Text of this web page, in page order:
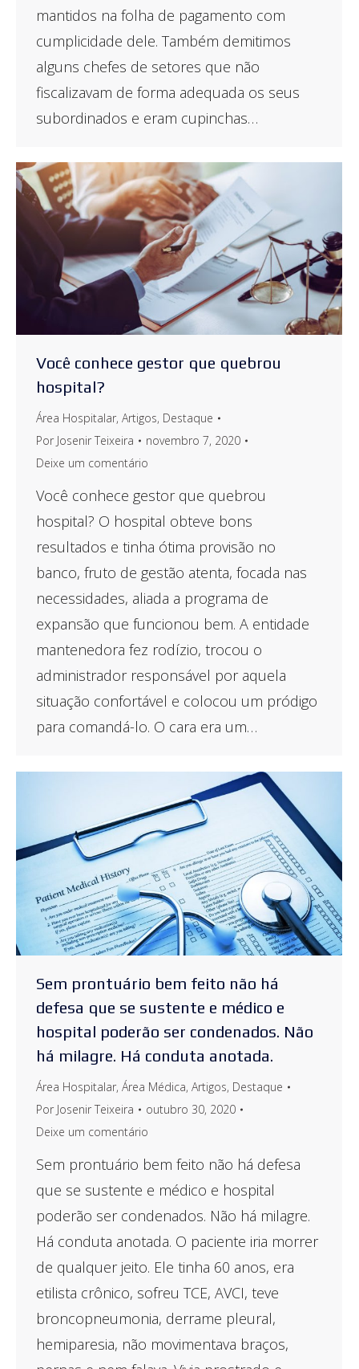
mantidos na folha de pagamento com
cumplicidade dele. Também demitimos
alguns chefes de setores que não
fiscalizavam de forma adequada os seus
subordinados e eram cupinchas…
Você conhece gestor que quebrou
hospital?
Área Hospitalar, Artigos, Destaque
Por Josenir Teixeira
novembro 7, 2020
Deixe um comentário
Você conhece gestor que quebrou
hospital? O hospital obteve bons
resultados e tinha ótima provisão no
banco, fruto de gestão atenta, focada nas
necessidades, aliada a programa de
expansão que funcionou bem. A entidade
mantenedora fez rodízio, trocou o
administrador responsável por aquela
situação confortável e colocou um pródigo
para comandá-lo. O cara era um…
Sem prontuário bem feito não há
defesa que se sustente e médico e
hospital poderão ser condenados. Não
há milagre. Há conduta anotada.
Área Hospitalar, Área Médica, Artigos, Destaque
Por Josenir Teixeira
outubro 30, 2020
Deixe um comentário
Sem prontuário bem feito não há defesa
que se sustente e médico e hospital
poderão ser condenados. Não há milagre.
Há conduta anotada. O paciente iria morrer
de qualquer jeito. Ele tinha 60 anos, era
etilista crônico, sofreu TCE, AVCI, teve
broncopneumonia, derrame pleural,
hemiparesia, não movimentava braços,